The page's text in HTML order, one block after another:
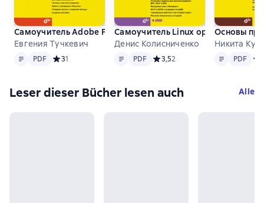
Самоучитель Adobe Photoshop CS4
Евгения Тучкевич
Text PDF
PDF Средний рейтинг 3 на основе 1 оценок
31
Самоучитель Linux openSUSE 11.2
Денис Колисниченко
Text PDF
PDF Средний рейтинг 3,5 на основе
3,52
Основы
Никита
Text PDF
PDF
Leser dieser Bücher lesen auch Alle